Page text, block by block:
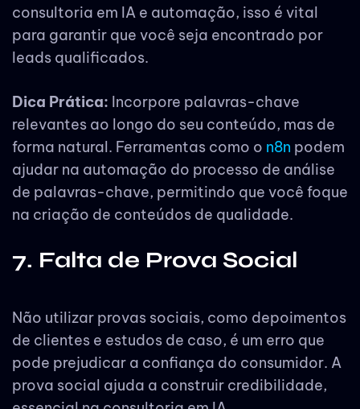
consultoria em IA e automação, isso é vital
para garantir que você seja encontrado por
leads qualificados.
Dica Prática: Incorpore palavras-chave
relevantes ao longo do seu conteúdo, mas de
forma natural. Ferramentas como o n8n podem
ajudar na automação do processo de análise
de palavras-chave, permitindo que você foque
na criação de conteúdos de qualidade.
7. Falta de Prova Social
Não utilizar provas sociais, como depoimentos
de clientes e estudos de caso, é um erro que
pode prejudicar a confiança do consumidor. A
prova social ajuda a construir credibilidade,